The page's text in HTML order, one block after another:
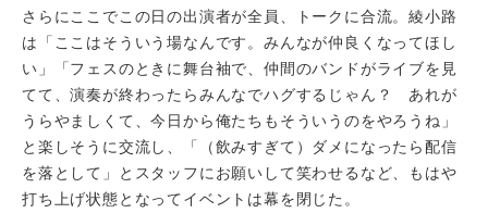
さらにここでこの日の出演者が全員、トークに合流。綾小路
は「ここはそういう場なんです。みんなが仲良くなってほし
い」「フェスのときに舞台袖で、仲間のバンドがライブを見
てて、演奏が終わったらみんなでハグするじゃん？ あれが
うらやましくて、今日から俺たちもそういうのをやろうね」
と楽しそうに交流し、「（飲みすぎて）ダメになったら配信
を落として」とスタッフにお願いして笑わせるなど、もはや
打ち上げ状態となってイベントは幕を閉じた。